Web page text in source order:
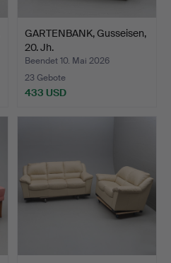
GARTENBANK, Gusseisen,
20. Jh.
Beendet 10. Mai 2026
23 Gebote
433 USD